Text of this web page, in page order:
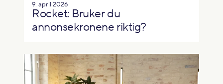
9. april 2026
Rocket: Bruker du
annonsekronene riktig?